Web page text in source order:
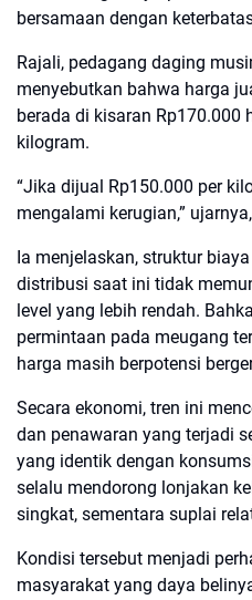
bersamaan dengan
Rajali, pedagang daging
menyebutkan bahwa harga
berada di kisaran Rp170.000
kilogram.
“Jika dijual Rp150.000 per
mengalami kerugian,”
Ia menjelaskan, struktur
distribusi saat ini tidak
level yang lebih rendah.
permintaan pada meugang
harga masih berpotensi
Secara ekonomi, tren ini
dan penawaran yang terjadi
yang identik dengan
selalu mendorong lonjakan
singkat, sementara suplai
Kondisi tersebut menjadi
masyarakat yang daya